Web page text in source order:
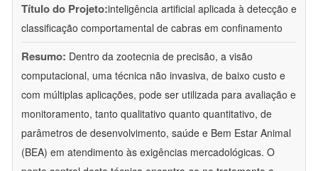
Título do Projeto:inteligência artificial aplicada à detecção e
classificação comportamental de cabras em confinamento
Resumo: Dentro da zootecnia de precisão, a visão
computacional, uma técnica não invasiva, de baixo custo e
com múltiplas aplicações, pode ser utilizada para avaliação e
monitoramento, tanto qualitativo quanto quantitativo, de
parâmetros de desenvolvimento, saúde e Bem Estar Animal
(BEA) em atendimento às exigências mercadológicas. O